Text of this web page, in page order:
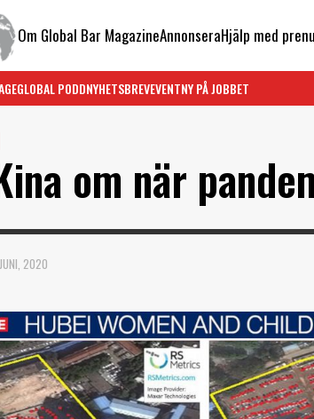
Om Global Bar MagazineAnnonseraHjälp med
GLOBAL PODDNYHETSBREVEVENTNY PÅ JOBBET
om när
2020